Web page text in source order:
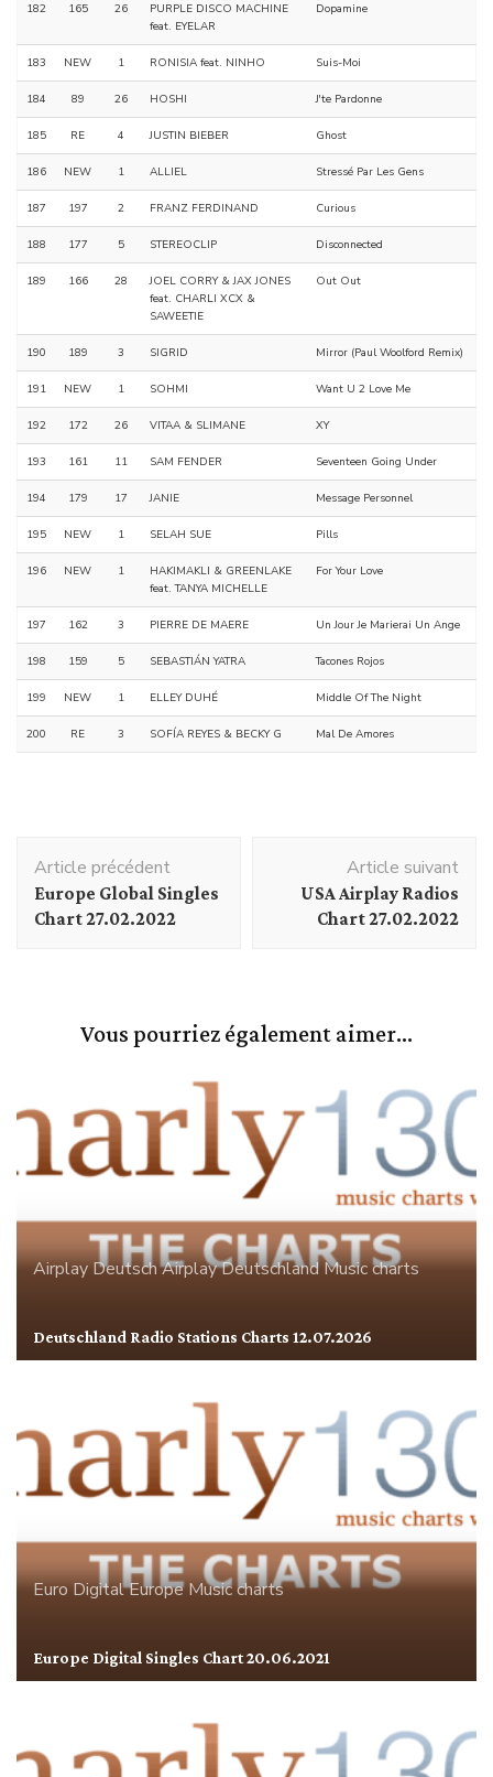
182 165 26
PURPLE DISCO MACHINE
feat. EYELAR
Dopamine
183 NEW 1 RONISIA feat. NINHO Suis-Moi
184 89 26 HOSHI J'te Pardonne
185 RE 4 JUSTIN BIEBER Ghost
186 NEW 1 ALLIEL Stressé Par Les Gens
187 197 2 FRANZ FERDINAND Curious
188 177 5 STEREOCLIP Disconnected
189 166 28
JOEL CORRY & JAX JONES
feat. CHARLI XCX &
SAWEETIE
Out Out
190 189 3 SIGRID Mirror (Paul Woolford Remix)
191 NEW 1 SOHMI Want U 2 Love Me
192 172 26 VITAA & SLIMANE XY
193 161 11 SAM FENDER Seventeen Going Under
194 179 17 JANIE Message Personnel
195 NEW 1 SELAH SUE Pills
196 NEW 1
HAKIMAKLI & GREENLAKE
feat. TANYA MICHELLE
For Your Love
197 162 3 PIERRE DE MAERE Un Jour Je Marierai Un Ange
198 159 5 SEBASTIÁN YATRA Tacones Rojos
199 NEW 1 ELLEY DUHÉ Middle Of The Night
200 RE 3 SOFÍA REYES & BECKY G Mal De Amores
d'article
Article précédent
Europe Global Singles
Chart 27.02.2022
Article suivant
USA Airplay Radios
Chart 27.02.2022
Vous pourriez également aimer...
AirplayDeutsch AirplayDeutschlandMusic charts
Deutschland Radio Stations Charts 12.07.2026
Euro DigitalEuropeMusic charts
Europe Digital Singles Chart 20.06.2021